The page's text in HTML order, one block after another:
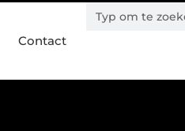
Contact